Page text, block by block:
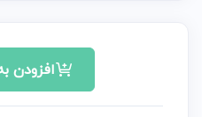
افزودن